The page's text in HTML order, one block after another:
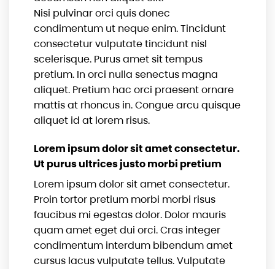
Nisi pulvinar orci quis donec
condimentum ut neque enim. Tincidunt
consectetur vulputate tincidunt nisl
scelerisque. Purus amet sit tempus
pretium. In orci nulla senectus magna
aliquet. Pretium hac orci praesent ornare
mattis at rhoncus in. Congue arcu quisque
aliquet id at lorem risus.
Lorem ipsum dolor sit amet consectetur.
Ut purus ultrices justo morbi pretium
Lorem ipsum dolor sit amet consectetur.
Proin tortor pretium morbi morbi risus
faucibus mi egestas dolor. Dolor mauris
quam amet eget dui orci. Cras integer
condimentum interdum bibendum amet
cursus lacus vulputate tellus. Vulputate